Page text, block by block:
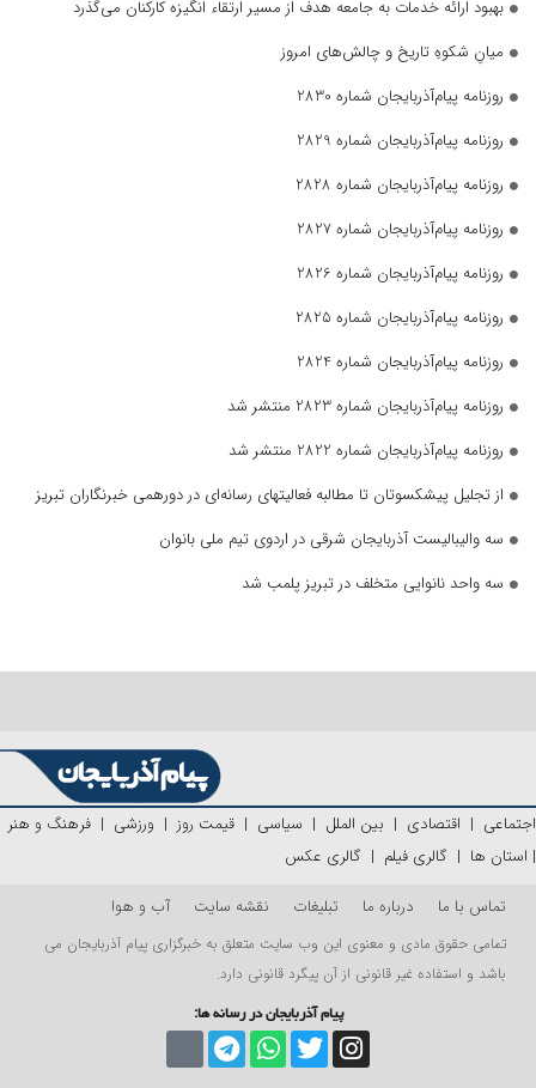
بهبود ارائه خدمات به جامعه هدف از مسیر ارتقاء انگیزه کارکنان می‌گذرد
میانِ شکوهِ تاریخ و چالش‌های امروز
روزنامه پیام‌آذربایجان شماره 2830
روزنامه پیام‌آذربایجان شماره 2829
روزنامه پیام‌آذربایجان شماره 2828
روزنامه پیام‌آذربایجان شماره 2827
روزنامه پیام‌آذربایجان شماره 2826
روزنامه پیام‌آذربایجان شماره 2825
روزنامه پیام‌آذربایجان شماره 2824
روزنامه پیام‌آذربایجان شماره 2823 منتشر شد
روزنامه پیام‌آذربایجان شماره 2822 منتشر شد
از تجلیل پیشکسوتان تا مطالبه فعالیتهای رسانه‌ای در دورهمی خبرنگاران تبریز
سه والیبالیست آذربایجان‌ شرقی در اردوی تیم ملی بانوان
سه واحد نانوایی متخلف در تبریز پلمب شد
اجتماعی | اقتصادی | بین الملل | سیاسی | قیمت روز | ورزشی | فرهنگ و هنر
| استان ها | گالری فیلم | گالری عکس
تماس با ما
درباره ما تبلیغات نقشه سایت آب و هوا
تمامی حقوق مادی و معنوی این وب سایت متعلق به خبرگزاری پیام آذربایجان می
باشد و استفاده غیر قانونی از آن پیگرد قانونی دارد.
پیام آذربایجان در رسانه ها: